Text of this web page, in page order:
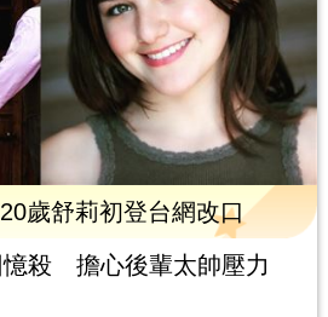
歲舒莉初登台網改口
憶殺 擔心後輩太帥壓力